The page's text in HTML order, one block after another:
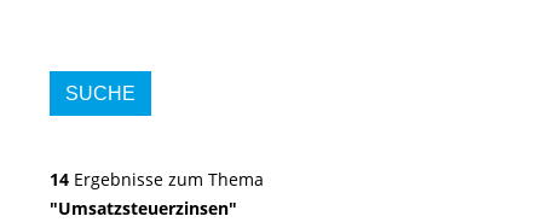
SUCHE
14 Ergebnisse zum Thema
"Umsatzsteuerzinsen"